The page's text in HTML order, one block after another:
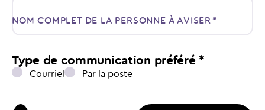
NOM COMPLET DE LA PERSONNE À AVISER*
Type de communication préféré *
Courriel Par la poste